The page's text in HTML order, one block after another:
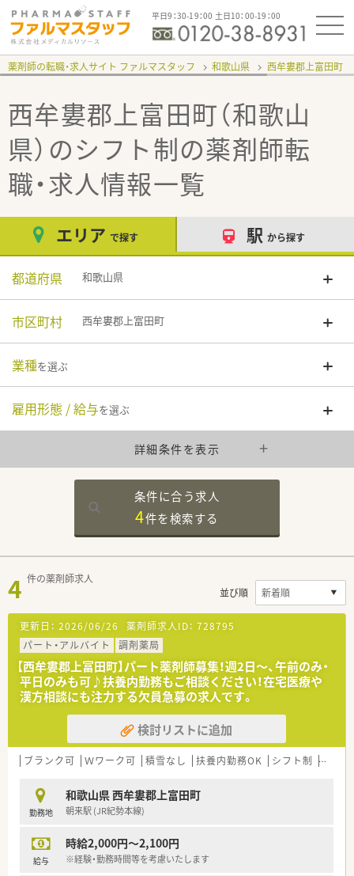
平日9：30-19：00 土日10：00-19：00
薬剤師の転職・求人サイト ファルマスタッフ 和歌山県 西牟婁郡上富田町
西牟婁郡上富田町（和歌山
県）のシフト制の薬剤師転
職・求人情報一覧
エリア で探す 駅 から探す
都道府県 和歌山県
市区町村 西牟婁郡上富田町
業種を選ぶ
雇用形態 / 給与を選ぶ
詳細条件を表示
条件に合う求人
4件を検索する
4 件の薬剤師求人
並び順
更新日： 2026/06/26 薬剤師求人ID： 728795
パート・アルバイト
調剤薬局
【西牟婁郡上富田町】パート薬剤師募集！週2日～、午前のみ・
平日のみも可♪扶養内勤務もご相談ください！在宅医療や
漢方相談にも注力する欠員急募の求人です。
検討リストに追加
ブランク可 Ｗワーク可 積雪なし 扶養内勤務OK シフト制 大手
勤務地
和歌山県 西牟婁郡上富田町
朝来駅 (JR紀勢本線)
給与
時給2,000円～2,100円
※経験・勤務時間等を考慮いたします